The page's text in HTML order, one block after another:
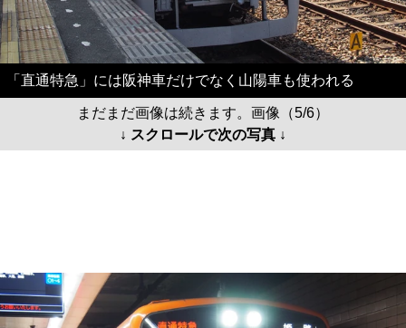
「直通特急」には阪神車だけでなく山陽車も使われる
まだまだ画像は続きます。画像（5/6）
↓ スクロールで次の写真 ↓